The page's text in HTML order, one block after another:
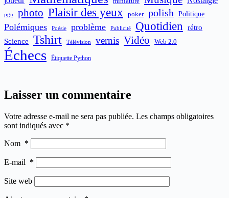
pgn photo Plaisir des yeux poker polish Politique
Polémiques Poésie problème Publicité Quotidien
rétro
Science
Tshirt Télévision vernis Vidéo Web 2.0
Échecs Étiquette Python
Laisser un commentaire
Votre adresse e-mail ne sera pas publiée. Les champs obligatoires
sont indiqués avec *
Nom *
E-mail *
Site web